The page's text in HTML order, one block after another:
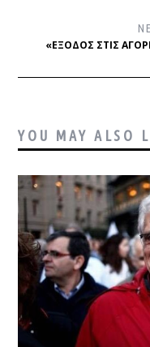
«ΈΞΟΔΟΣ ΣΤΙΣ
YOU MAY ALSO